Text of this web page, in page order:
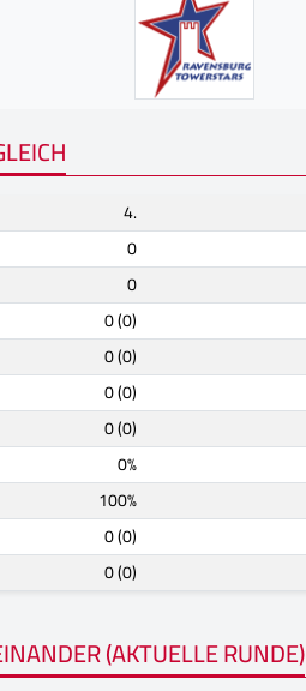
4.
0
0
0 (0)
0 (0)
0 (0)
0 (0)
0%
100%
0 (0)
0 (0)
(AKTUELLE RUNDE)